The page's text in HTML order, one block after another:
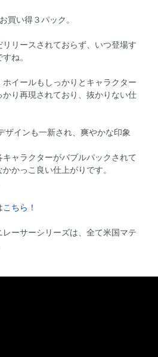
買い得３パック。
リースされておらず、いつ登場す
ね。
イールもしっかりとキャラクター
り再現されており、抜かりない仕
ザインも一新され、爽やかな印象
ャラクターがバブルパックされて
かっこ良い仕上がりです。
こちら！
ーサーシリーズは、全て米国マテ